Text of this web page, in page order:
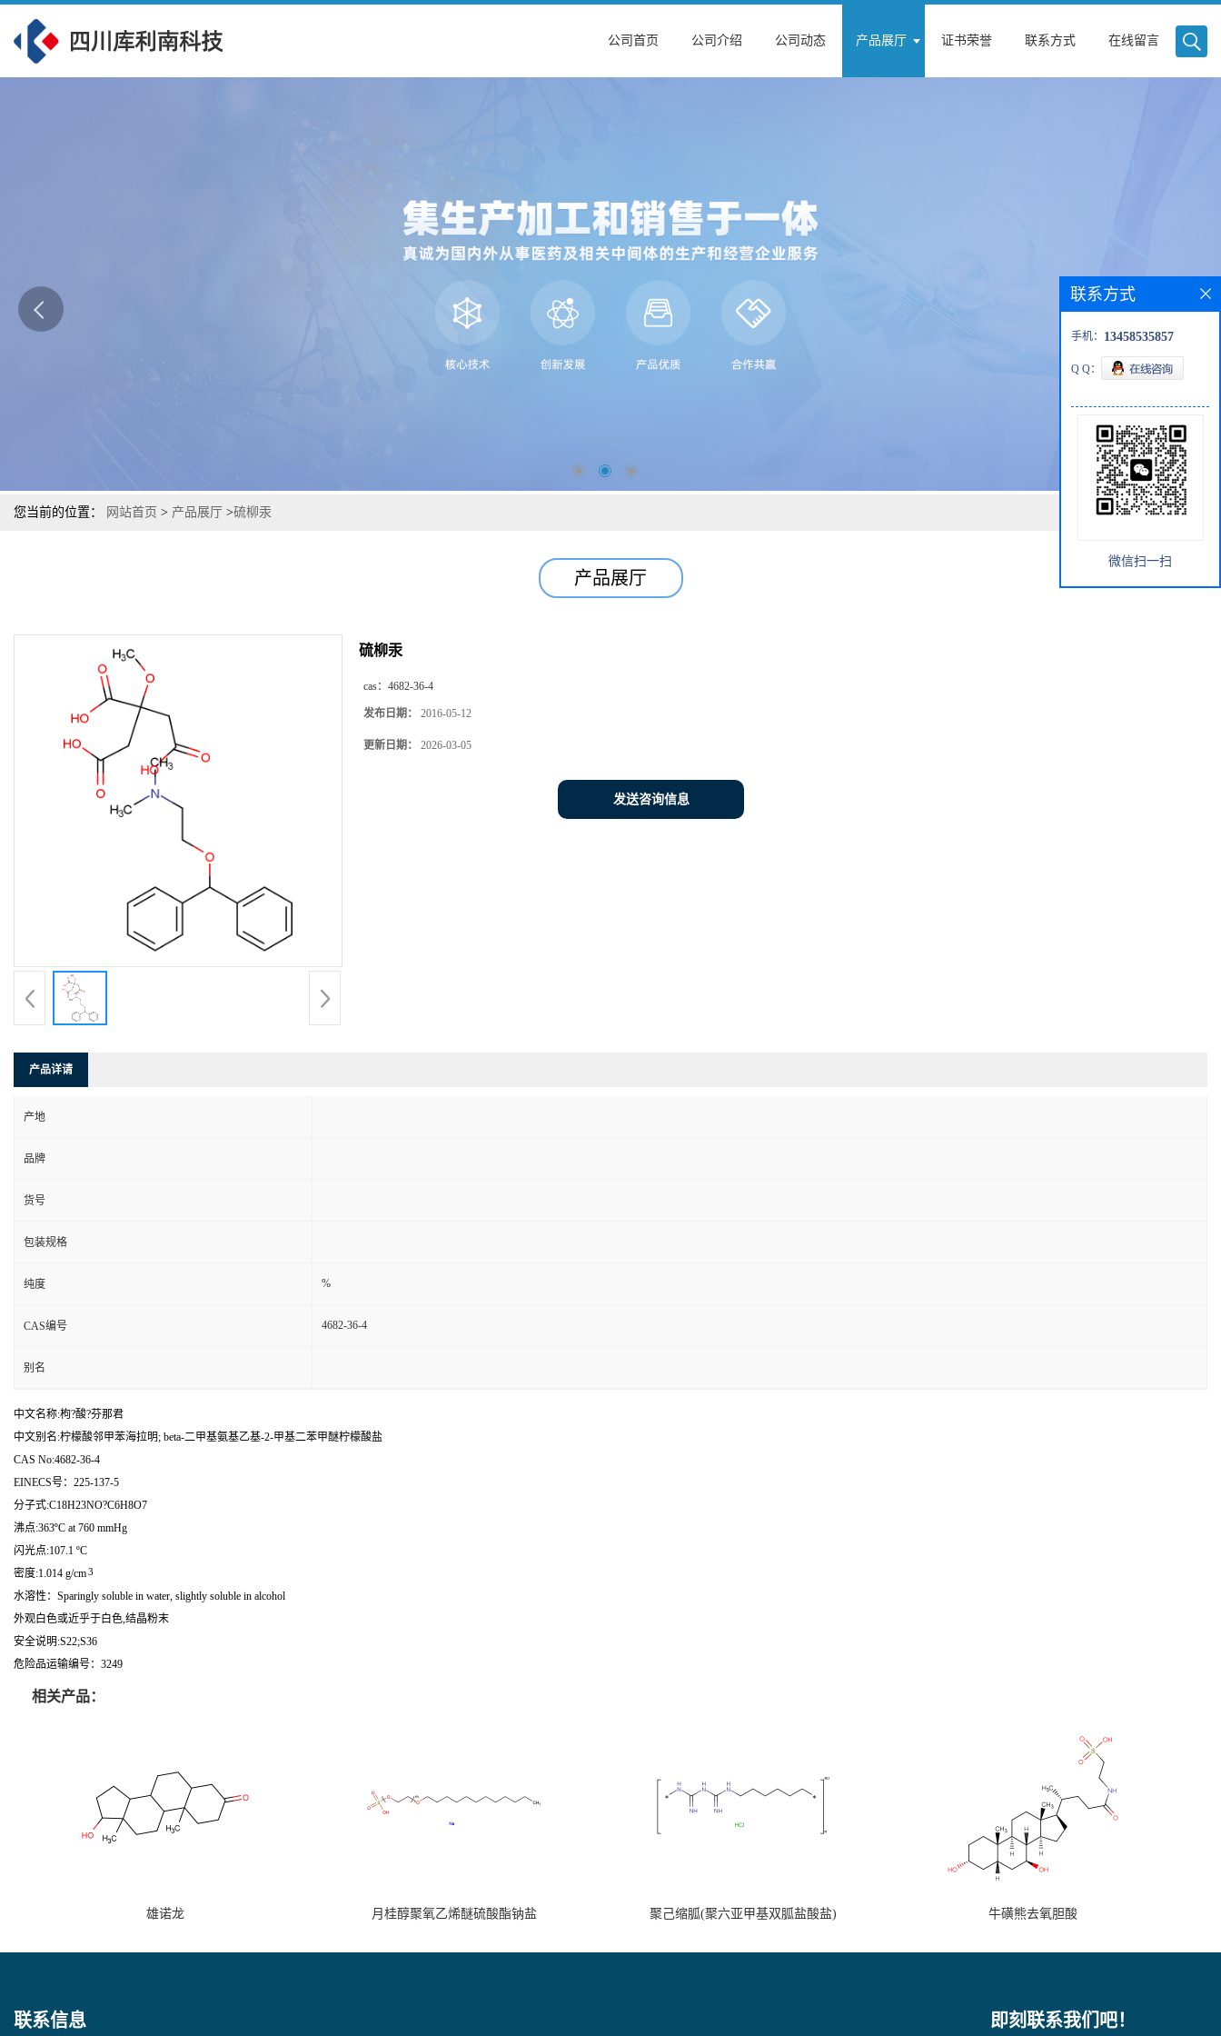
公司首页 公司介绍 公司动态 产品展厅 证书荣誉 联系方式 在线留言
您当前的位置： 网站首页 > 产品展厅 >硫柳汞
产品展厅
硫柳汞
cas： 4682-36-4
发布日期： 2016-05-12
更新日期： 2026-03-05
发送咨询信息
产品详请
产地
品牌
货号
包装规格
纯度 %
CAS编号 4682-36-4
别名
中文名称:枸?酸?芬那君
中文别名:柠檬酸邻甲苯海拉明; beta-二甲基氨基乙基-2-甲基二苯甲醚柠檬酸盐
CAS No:4682-36-4
EINECS号：225-137-5
分子式:C18H23NO?C6H8O7
沸点:363ºC at 760 mmHg
闪光点:107.1 ºC
密度:1.014 g/cm3
水溶性：Sparingly soluble in water, slightly soluble in alcohol
外观白色或近乎于白色,结晶粉末
安全说明:S22;S36
危险品运输编号：3249
相关产品：
雄诺龙 月桂醇聚氧乙烯醚硫酸酯钠盐 聚己缩胍(聚六亚甲基双胍盐酸盐) 牛磺熊去氧胆酸
联系方式
手机： 13458535857
Q Q：
微信扫一扫
联系信息 即刻联系我们吧！